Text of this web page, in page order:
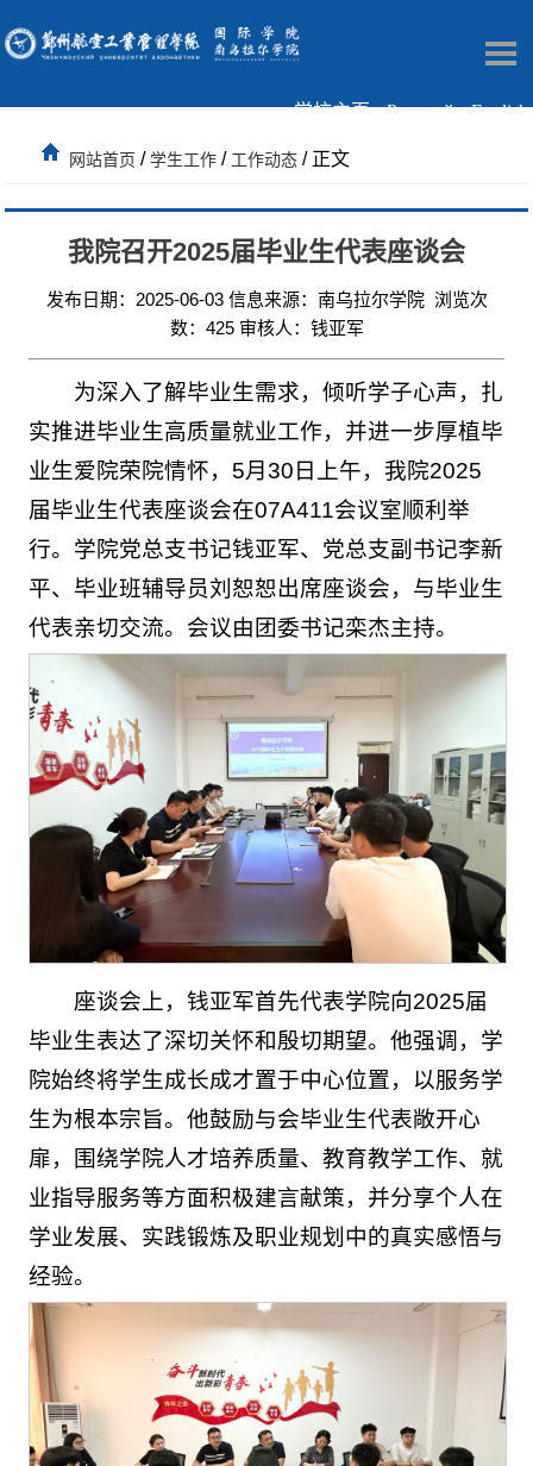
学校主页 Русский English
网站首页 /学生工作 / 工作动态 / 正文
我院召开2025届毕业生代表座谈会
发布日期：2025-06-03 信息来源：南乌拉尔学院 浏览次
数： 425审核人：钱亚军
为深入了解毕业生需求，倾听学子心声，扎
实推进毕业生高质量就业工作，并进一步厚植毕
业生爱院荣院情怀，5月30日上午，我院2025
届毕业生代表座谈会在07A411会议室顺利举
行。学院党总支书记钱亚军、党总支副书记李新
平、毕业班辅导员刘恕恕出席座谈会，与毕业生
代表亲切交流。会议由团委书记栾杰主持。
座谈会上，钱亚军首先代表学院向2025届
毕业生表达了深切关怀和殷切期望。他强调，学
院始终将学生成长成才置于中心位置，以服务学
生为根本宗旨。他鼓励与会毕业生代表敞开心
扉，围绕学院人才培养质量、教育教学工作、就
业指导服务等方面积极建言献策，并分享个人在
学业发展、实践锻炼及职业规划中的真实感悟与
经验。